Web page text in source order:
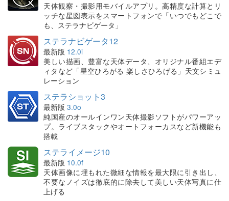
天体観察・撮影用モバイルアプリ。高精度な計算とリ
ッチな星図表示をスマートフォンで「いつでもどこで
も、ステラナビゲータ」
ステラナビゲータ12
最新版 12.0i
美しい描画、豊富な天体データ、オリジナル番組エデ
ィタなど「星空ひろがる 楽しさひろげる」天文シミュ
レーション
ステラショット3
最新版 3.0o
純国産のオールインワン天体撮影ソフトがパワーアッ
プ。ライブスタックやオートフォーカスなど新機能も
搭載
ステライメージ10
最新版 10.0f
天体画像に埋もれた微細な情報を最大限に引き出し、
不要なノイズは徹底的に除去して美しい天体写真に仕
上げる